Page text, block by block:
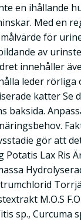
en ihållande
Med en
för
av
innehåller
leder rörliga
katter Se
baksida.
gör att
Potatis Lax Ris
M.O.S
sp., Curcuma